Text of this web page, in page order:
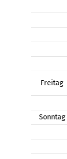
Freitag
Sonntag